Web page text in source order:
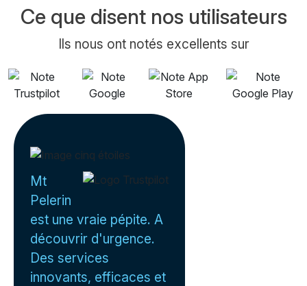
Ce que disent nos utilisateurs
Ils nous ont notés excellents sur
Mt
Pelerin
est une vraie pépite. A
découvrir d'urgence.
Des services
innovants, efficaces et